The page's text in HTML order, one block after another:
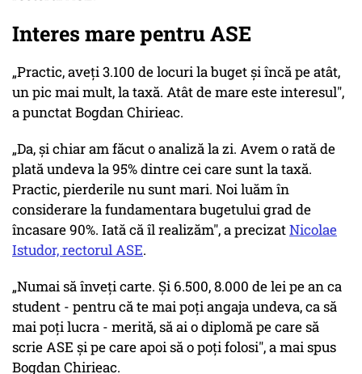
Interes mare pentru ASE
„Practic, aveți 3.100 de locuri la buget și încă pe atât,
un pic mai mult, la taxă. Atât de mare este interesul",
a punctat Bogdan Chirieac.
„Da, și chiar am făcut o analiză la zi. Avem o rată de
plată undeva la 95% dintre cei care sunt la taxă.
Practic, pierderile nu sunt mari. Noi luăm în
considerare la fundamentara bugetului grad de
încasare 90%. Iată că îl realizăm", a precizatNicolae
Istudor, rectorul ASE.
„Numai să înveți carte. Și 6.500, 8.000 de lei pe an ca
student - pentru că te mai poți angaja undeva, ca să
mai poți lucra - merită, să ai o diplomă pe care să
scrie ASE și pe care apoi să o poți folosi", a mai spus
Bogdan Chirieac.